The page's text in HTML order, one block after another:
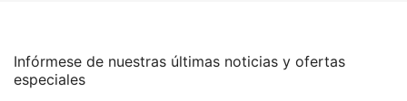
Infórmese de nuestras últimas noticias y ofertas
especiales